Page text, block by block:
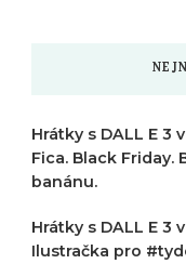
Hrátky s DALL E 3
Fica. Black Friday.
banánu.
Hrátky s DALL E 3
Ilustračka pro